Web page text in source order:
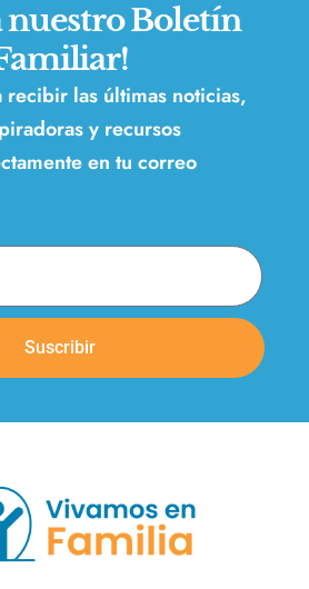
nuestro Boletín
recibir las últimas noticias,
y recursos
en tu correo
Suscribir